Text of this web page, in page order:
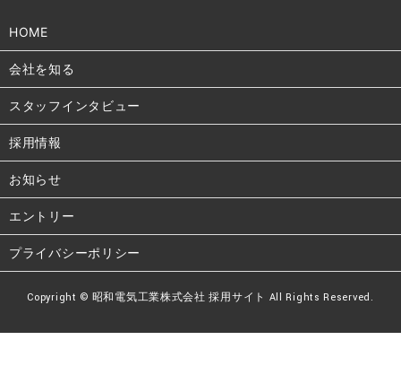
Copyright © 昭和電気工業株式会社 採用サイト All Rights Reserved.
HOME
会社を知る
スタッフインタビュー
採用情報
お知らせ
エントリー
プライバシーポリシー